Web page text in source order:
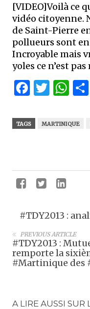
[VIDEO]Voilà ce
vidéo citoyenne.
de Saint-Pierre
pollueurs sont
Incroyable mais
yoles ce n’est
TAGS MARTINIQUE
#TDY2013 :
PREVIOUS ARTICLE
#TDY2013 :
remporte la
#Martinique des
A LIRE AUSSI SUR